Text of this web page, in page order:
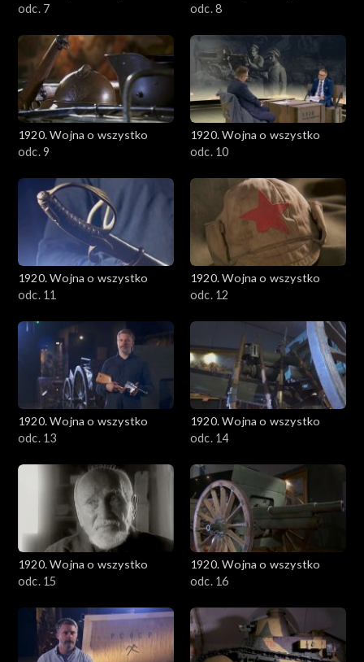
odc. 7
odc. 8
1920. Wojna o wszystko
odc. 9
1920. Wojna o wszystko
odc. 10
1920. Wojna o wszystko
odc. 11
1920. Wojna o wszystko
odc. 12
1920. Wojna o wszystko
odc. 13
1920. Wojna o wszystko
odc. 14
1920. Wojna o wszystko
odc. 15
1920. Wojna o wszystko
odc. 16